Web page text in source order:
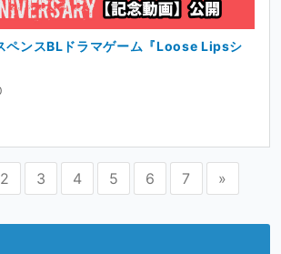
ペンスBLドラマゲーム『Loose Lipsシ
2 3 4 5 6 7 »